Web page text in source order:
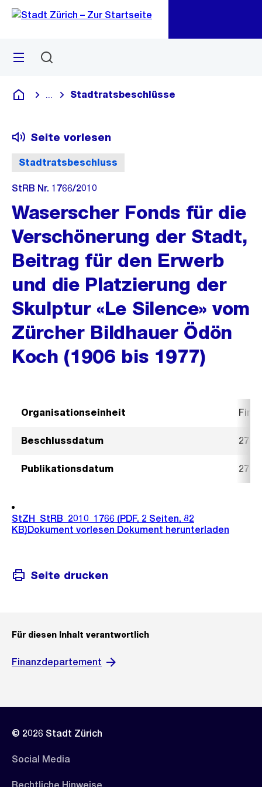
Navigation
Sprunglink
Menü
Deutsch
Blende alle Breadcrumbs ein
Stadtratsbeschlüsse
Stadtratsbeschluss
Seite vorlesen
StRB Nr. 1766/2010
Waserscher Fonds für die
Verschönerung der Stadt,
Beitrag für den Erwerb
und die Platzierung der
Skulptur «Le Silence» vom
Zürcher Bildhauer Ödön
Koch (1906 bis 1977)
Organisationseinheit
Beschlussdatum 27.
Publikationsdatum 27.
StZH_StRB_2010_1766 (PDF, 2 Seiten, 82
KB)Dokument vorlesen Dokument herunterladen
Seite drucken
Für diesen Inhalt verantwortlich
Finanzdepartement
© 2026 Stadt Zürich
Social Media